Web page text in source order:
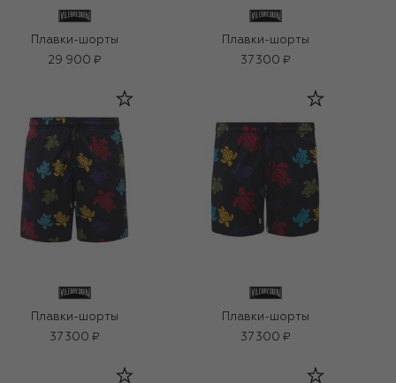
Плавки-шорты
29 900 ₽
Плавки-шорты
37 300 ₽
Плавки-шорты
37 300 ₽
Плавки-шорты
37 300 ₽